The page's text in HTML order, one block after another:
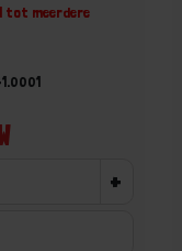
tot meerdere
+